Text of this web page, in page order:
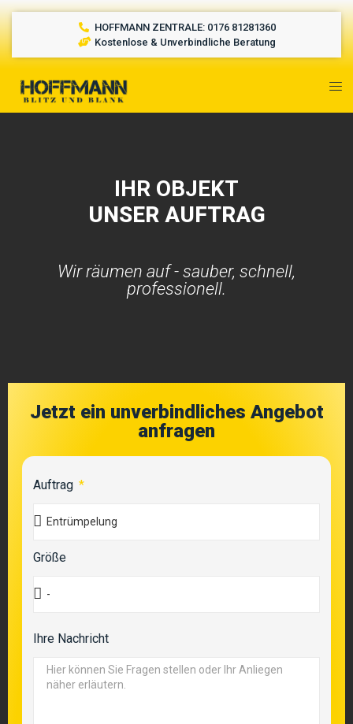
HOFFMANN ZENTRALE: 0176 81281360
Kostenlose & Unverbindliche Beratung
IHR OBJEKT
UNSER AUFTRAG
Wir räumen auf - sauber, schnell,
professionell.
Jetzt ein unverbindliches Angebot
anfragen
Auftrag
Größe
Ihre Nachricht